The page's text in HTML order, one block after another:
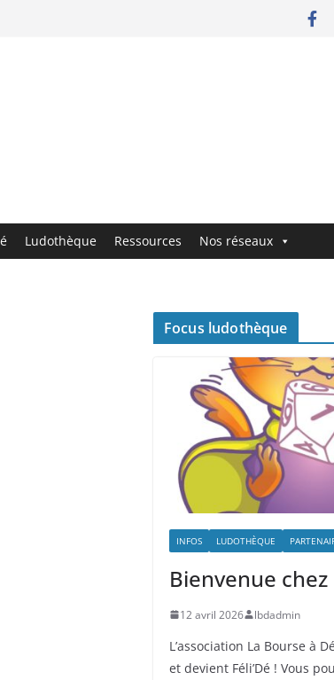
Ludothèque Ressources Nos réseaux
Focus ludothèque
INFOS LUDOTHÈQUE
Bienvenue chez
12 avril 2026 lbdadmin
L’association La Bourse à
et devient Féli’Dé ! Vous